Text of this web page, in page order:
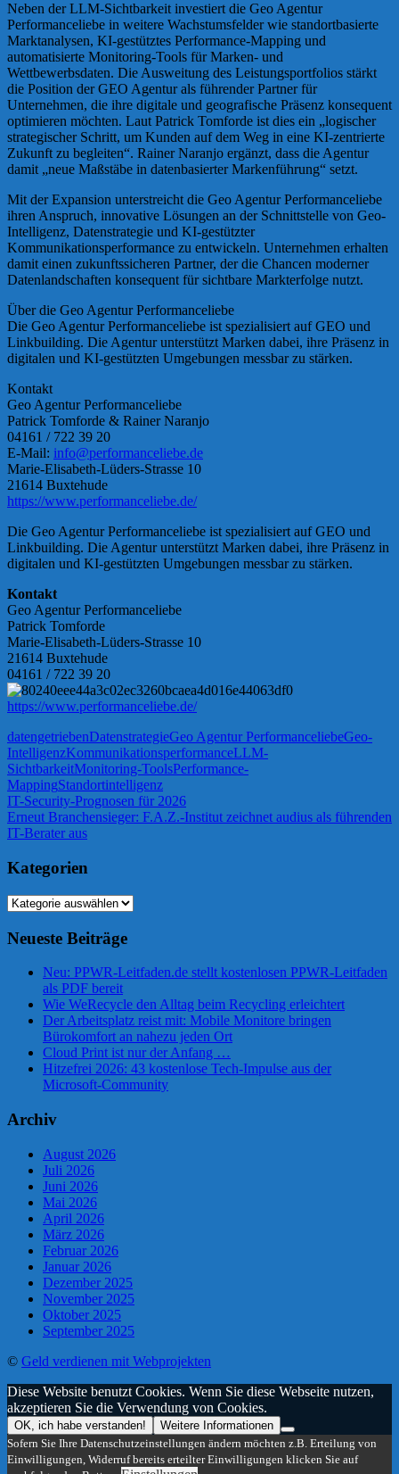
Neben der LLM-Sichtbarkeit investiert die Geo Agentur
Performanceliebe in weitere Wachstumsfelder wie standortbasierte
Marktanalysen, KI-gestütztes Performance-Mapping und
automatisierte Monitoring-Tools für Marken- und
Wettbewerbsdaten. Die Ausweitung des Leistungsportfolios stärkt
die Position der GEO Agentur als führender Partner für
Unternehmen, die ihre digitale und geografische Präsenz konsequent
optimieren möchten. Laut Patrick Tomforde ist dies ein „logischer
strategischer Schritt, um Kunden auf dem Weg in eine KI-zentrierte
Zukunft zu begleiten“. Rainer Naranjo ergänzt, dass die Agentur
damit „neue Maßstäbe in datenbasierter Markenführung“ setzt.
Mit der Expansion unterstreicht die Geo Agentur Performanceliebe
ihren Anspruch, innovative Lösungen an der Schnittstelle von Geo-
Intelligenz, Datenstrategie und KI-gestützter
Kommunikationsperformance zu entwickeln. Unternehmen erhalten
damit einen zukunftssicheren Partner, der die Chancen moderner
Datenlandschaften konsequent für sichtbare Markterfolge nutzt.
Über die Geo Agentur Performanceliebe
Die Geo Agentur Performanceliebe ist spezialisiert auf GEO und
Linkbuilding. Die Agentur unterstützt Marken dabei, ihre Präsenz in
digitalen und KI-gestützten Umgebungen messbar zu stärken.
Kontakt
Geo Agentur Performanceliebe
Patrick Tomforde & Rainer Naranjo
04161 / 722 39 20
E-Mail: info@performanceliebe.de
Marie-Elisabeth-Lüders-Strasse 10
21614 Buxtehude
https://www.performanceliebe.de/
Die Geo Agentur Performanceliebe ist spezialisiert auf GEO und
Linkbuilding. Die Agentur unterstützt Marken dabei, ihre Präsenz in
digitalen und KI-gestützten Umgebungen messbar zu stärken.
Kontakt
Geo Agentur Performanceliebe
Patrick Tomforde
Marie-Elisabeth-Lüders-Strasse 10
21614 Buxtehude
04161 / 722 39 20
https://www.performanceliebe.de/
datengetriebenDatenstrategieGeo Agentur PerformanceliebeGeo-
IntelligenzKommunikationsperformanceLLM-
SichtbarkeitMonitoring-ToolsPerformance-
MappingStandortintelligenz
Beitragsnavigation
Vorheriger
Beitrag:
IT-Security-Prognosen für 2026
Nächster
Beitrag:
Erneut Branchensieger: F.A.Z.-Institut zeichnet audius als führenden
IT-Berater aus
Kategorien
Kategorien
Neueste Beiträge
Neu: PPWR-Leitfaden.de stellt kostenlosen PPWR-Leitfaden
als PDF bereit
Wie WeRecycle den Alltag beim Recycling erleichtert
Der Arbeitsplatz reist mit: Mobile Monitore bringen
Bürokomfort an nahezu jeden Ort
Cloud Print ist nur der Anfang …
Hitzefrei 2026: 43 kostenlose Tech-Impulse aus der
Microsoft-Community
Archiv
August 2026
Juli 2026
Juni 2026
Mai 2026
April 2026
März 2026
Februar 2026
Januar 2026
Dezember 2025
November 2025
Oktober 2025
September 2025
© Geld verdienen mit Webprojekten
Diese Website benutzt Cookies. Wenn Sie diese Webseite nutzen,
akzeptieren Sie die Verwendung von Cookies.
OK, ich habe verstanden!
Weitere Informationen
Sofern Sie Ihre Datenschutzeinstellungen ändern möchten z.B. Erteilung von
Einwilligungen, Widerruf bereits erteilter Einwilligungen klicken Sie auf